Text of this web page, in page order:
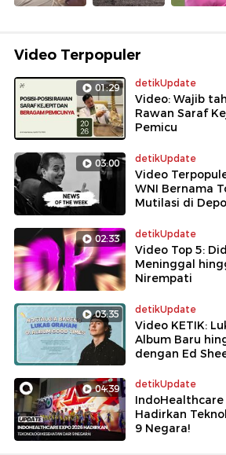
Video Terpopuler
01:29 detikUpdate
Video: Wajib
Rawan Saraf
Pemicu
03:00 detikUpdate
Video
WNI Bernama
Mutilasi di
02:33 detikUpdate
Video Top 5:
Meninggal
Nirempati
03:35 detikUpdate
Video KETIK:
Album Baru
dengan Ed
04:39 detikUpdate
IndoHealthcare
Hadirkan
9 Negara!